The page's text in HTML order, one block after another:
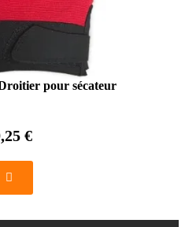
pour sécateur
€